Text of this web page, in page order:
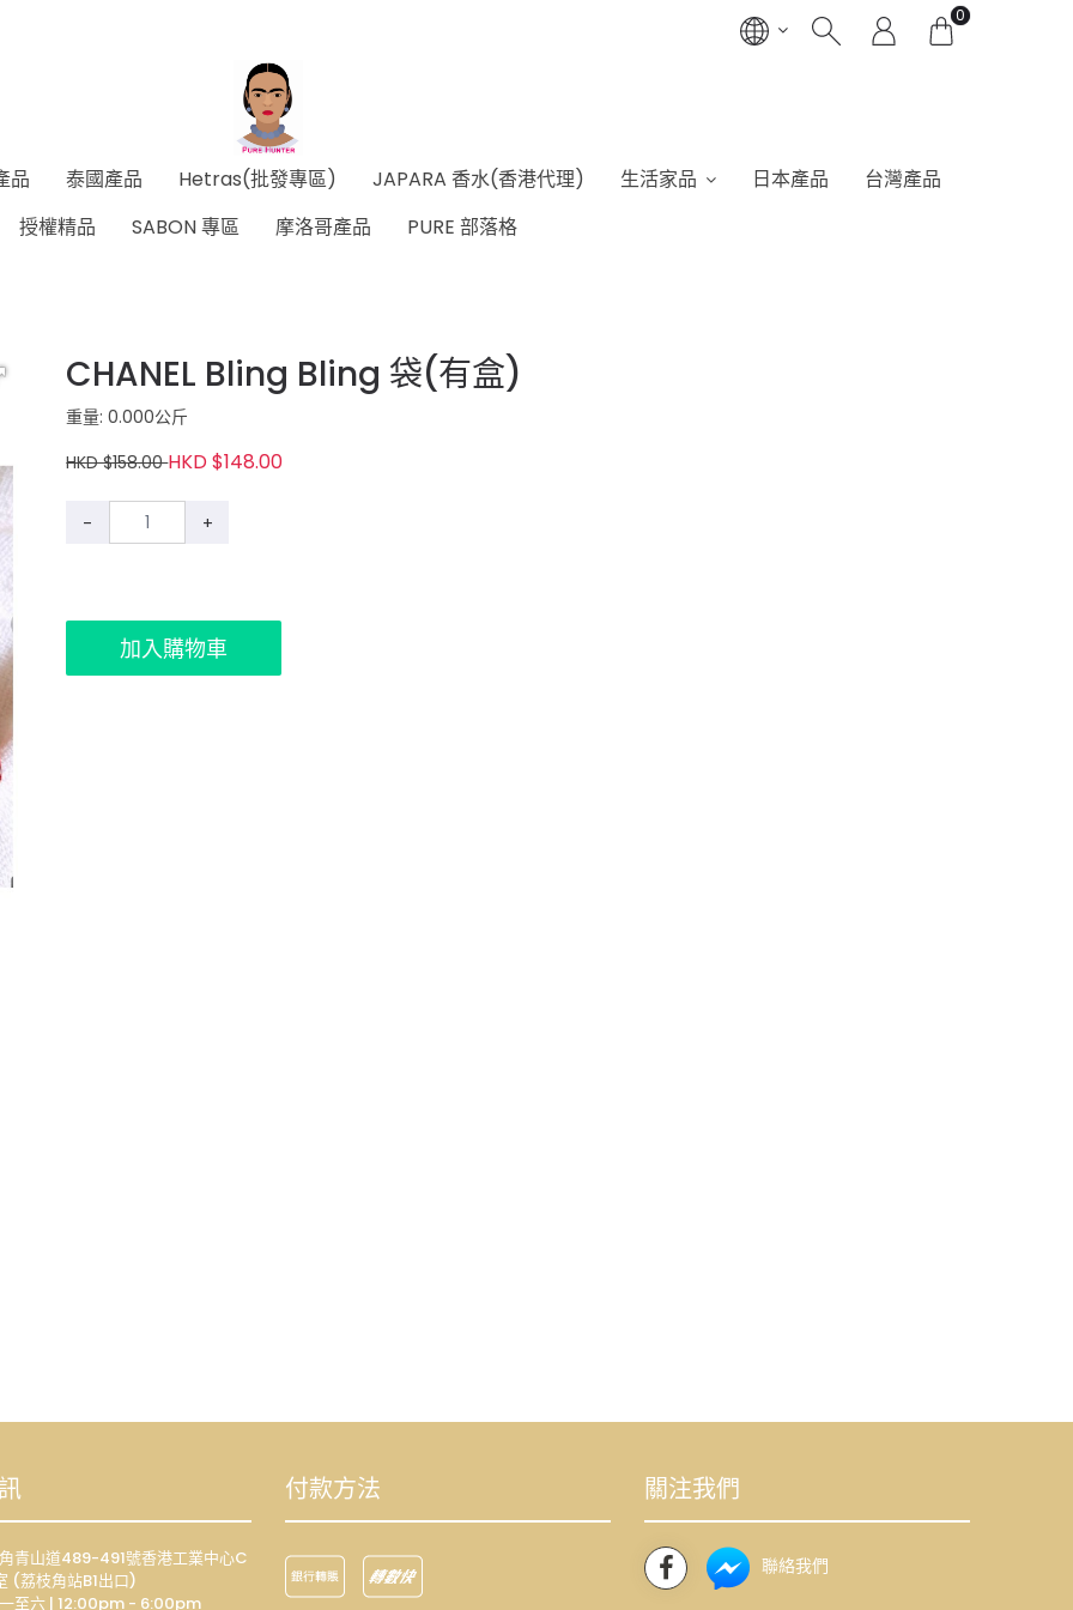
0
品 泰國產品 Hetras(批發專區) JAPARA 香水(香港代理) 生活家品 日本產品
台灣產品
授權精品
SABON 專區 摩洛哥產品 PURE 部落格
CHANEL Bling Bling 袋(有盒)
重量: 0.000公斤
HKD $158.00HKD $148.00
- +
加入購物車
青山道489-491號香港工業中心C
(荔枝角站B1出口)
至六 | 12:00pm - 6:00pm
付款方法 關注我們
聯絡我們